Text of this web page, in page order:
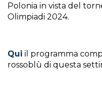
Polonia in vista del
Olimpiadi 2024.
Qui il programma
rossoblù di questa